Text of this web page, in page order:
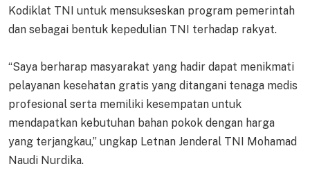
Kodiklat TNI untuk mensukseskan program pemerintah
dan sebagai bentuk kepedulian TNI terhadap rakyat.
“Saya berharap masyarakat yang hadir dapat menikmati
pelayanan kesehatan gratis yang ditangani tenaga medis
profesional serta memiliki kesempatan untuk
mendapatkan kebutuhan bahan pokok dengan harga
yang terjangkau,” ungkap Letnan Jenderal TNI Mohamad
Naudi Nurdika.